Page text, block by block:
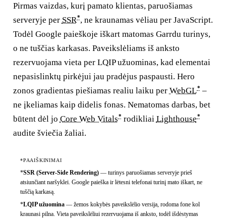
Pirmas vaizdas, kurį pamato klientas, paruošiamas
serveryje per SSR*, ne kraunamas vėliau per JavaScript.
Todėl Google paieškoje iškart matomas Garrdu turinys,
o ne tuščias karkasas. Paveikslėliams iš anksto
rezervuojama vieta per LQIP užuominas, kad elementai
nepasislinktų pirkėjui jau pradėjus paspausti. Hero
zonos gradientas piešiamas realiu laiku per WebGL* –
ne įkeliamas kaip didelis fonas. Nematomas darbas, bet
būtent dėl jo Core Web Vitals* rodikliai Lighthouse*
audite šviečia žaliai.
*PAAIŠKINIMAI
*SSR (Server-Side Rendering)— turinys paruošiamas serveryje prieš
atsiunčiant naršyklei. Google paieška ir lėtesni telefonai turinį mato iškart, ne
tuščią karkasą.
*LQIP užuomina— žemos kokybės paveikslėlio versija, rodoma fone kol
kraunasi pilna. Vieta paveikslėliui rezervuojama iš anksto, todėl išdėstymas